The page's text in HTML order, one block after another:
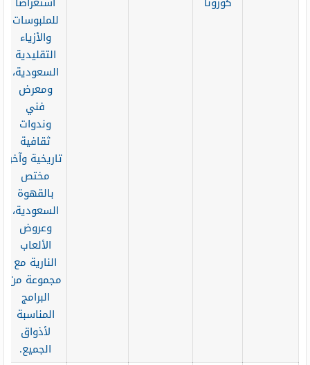
للملبوسات
والأزياء
التقليدية
السعودية،
ومعرض
فني
وندوات
ثقافية
تاريخية وآخر
مختص
بالقهوة
السعودية،
وعروض
الألعاب
النارية مع
مجموعة من
البرامج
المناسبة
لأذواق
الجميع.